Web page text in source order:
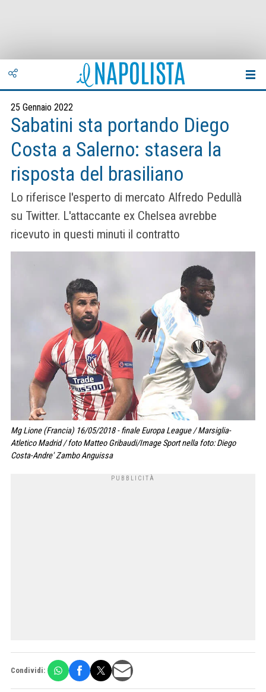
25 Gennaio 2022
Sabatini sta portando Diego
Costa a Salerno: stasera la
risposta del brasiliano
Lo riferisce l'esperto di mercato Alfredo Pedullà
su Twitter. L'attaccante ex Chelsea avrebbe
ricevuto in questi minuti il contratto
Mg Lione (Francia) 16/05/2018 - finale Europa League / Marsiglia-
Atletico Madrid / foto Matteo Gribaudi/Image Sport nella foto: Diego
Costa-Andre' Zambo Anguissa
Condividi: